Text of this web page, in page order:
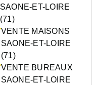
SAONE-ET-LOIRE
(71)
VENTE MAISONS
SAONE-ET-LOIRE
(71)
VENTE BUREAUX
SAONE-ET-LOIRE